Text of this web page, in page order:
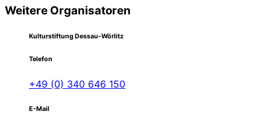
Weitere Organisatoren
Kulturstiftung Dessau-Wörlitz
Telefon
+49 (0) 340 646 150
E-Mail